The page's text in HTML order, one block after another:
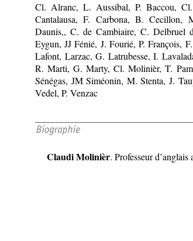
Cl. Alranc, L. Aussibal, P. Baccou,
Cantalausa, F. Carbona, B.
Daunis,, C. de Cambiaire, C.
Eygun, JJ Fénié, J. Fourié, P. François,
Lafont, Larzac, G. Latrubesse, I.
R. Marti, G. Marty, Cl. Molinièr, T.
Sénégas, JM Siméonin, M. Stenta, J.
Vedel, P. Venzac
Claudi Molinièr. Professeur